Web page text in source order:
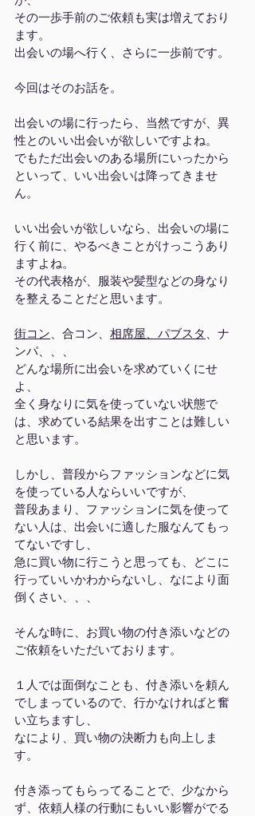
その一歩手前のご依頼も実は増えており
ます。
出会いの場へ行く、さらに一歩前です。
今回はそのお話を。
出会いの場に行ったら、当然ですが、異
性とのいい出会いが欲しいですよね。
でもただ出会いのある場所にいったから
といって、いい出会いは降ってきませ
ん。
いい出会いが欲しいなら、出会いの場に
行く前に、やるべきことがけっこうあり
ますよね。
その代表格が、服装や髪型などの身なり
を整えることだと思います。
街コン 、合コン、 相席屋 パブスタ
、ナ
ンパ、、、
どんな場所に出会いを求めていくにせ
よ、
全く身なりに気を使っていない状態で
は、求めている結果を出すことは難しい
と思います。
しかし、普段からファッションなどに気
を使っている人ならいいですが、
普段あまり、ファッションに気を使って
ない人は、出会いに適した服なんてもっ
てないですし、
急に買い物に行こうと思っても、どこに
行っていいかわからないし、なにより面
倒くさい、、、
そんな時に、お買い物の付き添いなどの
ご依頼をいただいております。
１人では面倒なことも、付き添いを頼ん
でしまっているので、行かなければと奮
い立ちますし、
なにより、買い物の決断力も向上しま
す。
付き添ってもらってることで、少なから
ず、依頼人様の行動にもいい影響がでる